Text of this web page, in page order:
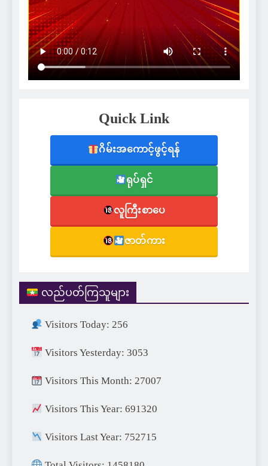
Quick Link
ဂိမ်းအကောင့်ဖွင့်ရန်
ရုပ်ရှင်
လူကြီးစာပေ
ဇာတ်ကား
လည်ပတ်ကြသူများ
Visitors Today: 256
Visitors Yesterday: 3053
Visitors This Month: 27007
Visitors This Year: 691320
Visitors Last Year: 752715